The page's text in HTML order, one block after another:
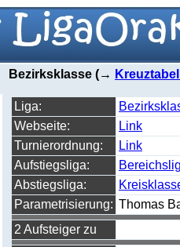
Bezirksklasse (→
Liga:
Webseite:
Link
Turnierordnung:
Link
Aufstiegsliga:
Abstiegsliga:
Parametrisierung: Thomas
2 Aufsteiger zu